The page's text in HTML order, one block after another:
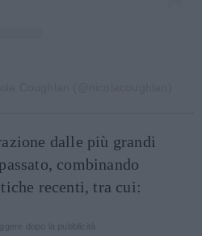
dalle più grandi
combinando
recenti, tra cui: